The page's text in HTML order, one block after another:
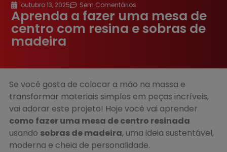
outubro 13, 2025 Sem Comentários
Aprenda a fazer uma mesa de
centro com resina e sobras de
madeira
Se você gosta de colocar a mão na massa e
transformar materiais simples em peças incríveis,
vai adorar este projeto! Hoje você vai aprender
como fazer uma mesa de centro resinada
usando sobras de madeira, uma ideia sustentável,
moderna e cheia de personalidade.